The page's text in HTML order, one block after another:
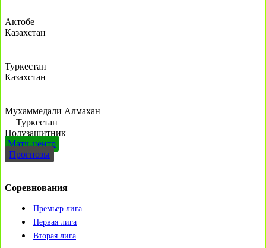
Актобе
Казахстан
Туркестан
Казахстан
Мухаммедали Алмахан
Туркестан |
Полузащитник
Матч-центр
Прогнозы
Соревнования
Премьер лига
Первая лига
Вторая лига